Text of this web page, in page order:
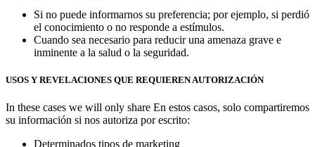
Si no puede informarnos su preferencia; por ejemplo, si perdió
el conocimiento o no responde a estímulos.
Cuando sea necesario para reducir una amenaza grave e
inminente a la salud o la seguridad.
USOS Y REVELACIONES QUE REQUIEREN AUTORIZACIÓN
In these cases we will only share En estos casos, solo compartiremos
su información si nos autoriza por escrito:
Determinados tipos de marketing